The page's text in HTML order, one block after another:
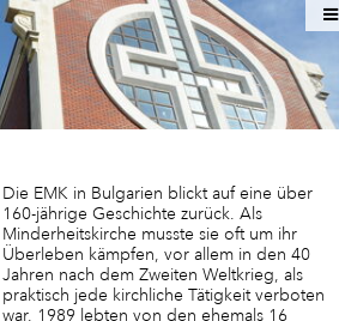
Die EMK in Bulgarien blickt auf eine über
160-jährige Geschichte zurück. Als
Minderheitskirche musste sie oft um ihr
Überleben kämpfen, vor allem in den 40
Jahren nach dem Zweiten Weltkrieg, als
praktisch jede kirchliche Tätigkeit verboten
war. 1989 lebten von den ehemals 16